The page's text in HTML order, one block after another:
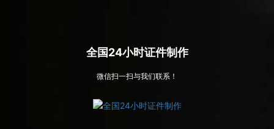
全国24小时证件制作
微信扫一扫与我们联系！